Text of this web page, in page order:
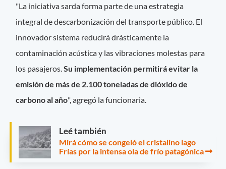
"La iniciativa sarda forma parte de una estrategia
integral de descarbonización del transporte público. El
innovador sistema reducirá drásticamente la
contaminación acústica y las vibraciones molestas para
los pasajeros.Su implementación permitirá evitar la
emisión de más de 2.100 toneladas de dióxido de
carbono al año", agregó la funcionaria.
Leé también
Mirá cómo se congeló el cristalino lago
Frías por la intensa ola de frío patagónica